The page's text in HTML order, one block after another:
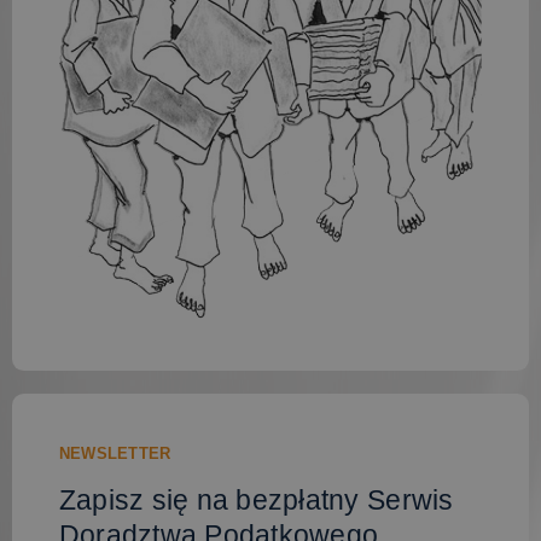
v
e
NEWSLETTER
Zapisz się na bezpłatny Serwis